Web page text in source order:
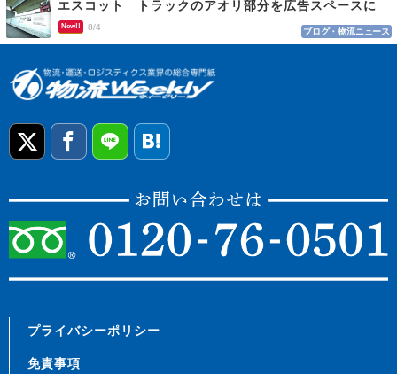
エスコット トラックのアオリ部分を広告スペースに
New!! 8/4 ブログ・物流ニュース
プライバシーポリシー
免責事項